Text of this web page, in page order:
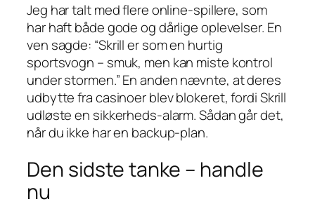
Jeg har talt med flere online‑spillere, som
har haft både gode og dårlige oplevelser. En
ven sagde: “Skrill er som en hurtig
sportsvogn – smuk, men kan miste kontrol
under stormen.” En anden nævnte, at deres
udbytte fra casinoer blev blokeret, fordi Skrill
udløste en sikkerheds‑alarm. Sådan går det,
når du ikke har en backup‑plan.
Den sidste tanke – handle
nu